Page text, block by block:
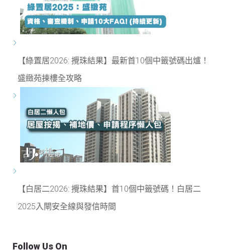
【綠置居2026: 攪珠結果】最新首10個中籤號碼出爐！
盛緻苑揀樓全攻略
【白居二2026: 攪珠結果】首10個中籤號碼！白居二
2025入閘安全線與發信時間
Follow Us On